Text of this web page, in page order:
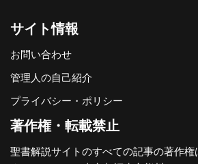
サイト情報
お問い合わせ
管理人の自己紹介
プライバシー・ポリシー
著作権・転載禁止
聖書解説サイトのすべての記事の著作権